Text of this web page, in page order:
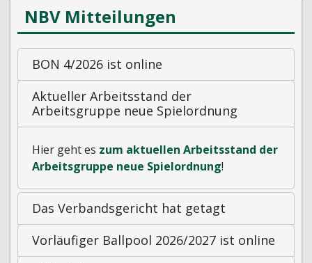
NBV Mitteilungen
BON 4/2026 ist online
Aktueller Arbeitsstand der
Arbeitsgruppe neue Spielordnung
Hier geht es zum aktuellen Arbeitsstand der
Arbeitsgruppe neue Spielordnung!
Das Verbandsgericht hat getagt
Vorläufiger Ballpool 2026/2027 ist online